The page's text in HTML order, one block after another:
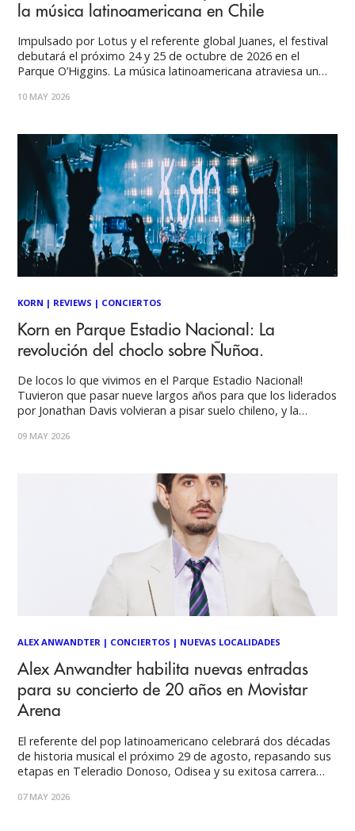
la música latinoamericana en Chile
Impulsado por Lotus y el referente global Juanes, el festival
debutará el próximo 24 y 25 de octubre de 2026 en el
Parque O’Higgins. La música latinoamericana atraviesa un
nace BAMBA: un encuentro creado para reunir a quienes
10 MAY 2026
KORN | REVIEWS | CONCIERTOS
Korn en Parque Estadio Nacional: La
revolución del choclo sobre Ñuñoa.
De locos lo que vivimos en el Parque Estadio Nacional!
Tuvieron que pasar nueve largos años para que los liderados
por Jonathan Davis volvieran a pisar suelo chileno, y la
última visita en el Teatro Caupolicán tuvo ese tinte íntimo
09 MAY 2026
ALEX ANWANDTER | CONCIERTOS | NUEVAS LOCALIDADES
Alex Anwandter habilita nuevas entradas
para su concierto de 20 años en Movistar
Arena
El referente del pop latinoamericano celebrará dos décadas
de historia musical el próximo 29 de agosto, repasando sus
etapas en Teleradio Donoso, Odisea y su exitosa carrera
quedado demostrado una vez más. Tras el anuncio de su
07 MAY 2026